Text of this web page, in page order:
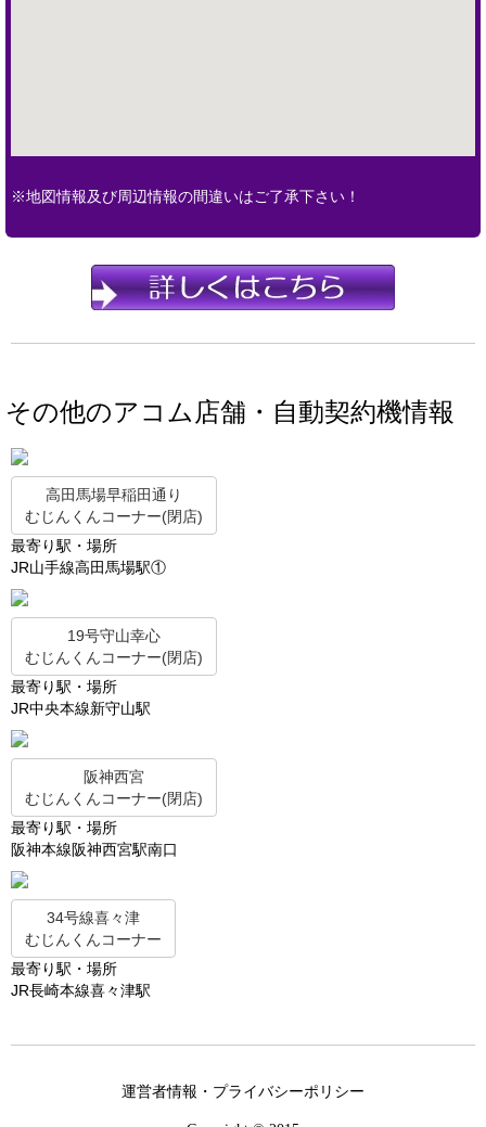
※地図情報及び周辺情報の間違いはご了承下さい！
その他のアコム店舗・自動契約機情報
高田馬場早稲田通り
むじんくんコーナー(閉店)
最寄り駅・場所
JR山手線高田馬場駅①
19号守山幸心
むじんくんコーナー(閉店)
最寄り駅・場所
JR中央本線新守山駅
阪神西宮
むじんくんコーナー(閉店)
最寄り駅・場所
阪神本線阪神西宮駅南口
34号線喜々津
むじんくんコーナー
最寄り駅・場所
JR長崎本線喜々津駅
運営者情報・プライバシーポリシー